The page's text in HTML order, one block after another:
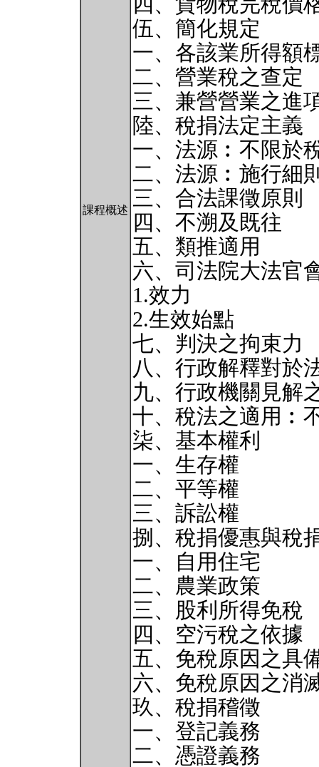
課程概述
伍、簡化規定
一、各該業所得額
二、營業稅之查定
三、兼營營業之進
陸、稅捐法定主義
一、法源︰不限於
二、法源︰施行細
三、合法課徵原則
四、不溯及既往
五、類推適用
六、司法院大法官
1.效力
2.生效始點
七、判決之拘束力
八、行政解釋對於
九、行政機關見解
十、稅法之適用︰
柒、基本權利
一、生存權
二、平等權
三、訴訟權
捌、稅捐優惠與稅
一、自用住宅
二、農業政策
三、股利所得免稅
四、空污稅之依據
五、免稅原因之具
六、免稅原因之消
玖、稅捐稽徵
一、登記義務
二、憑證義務